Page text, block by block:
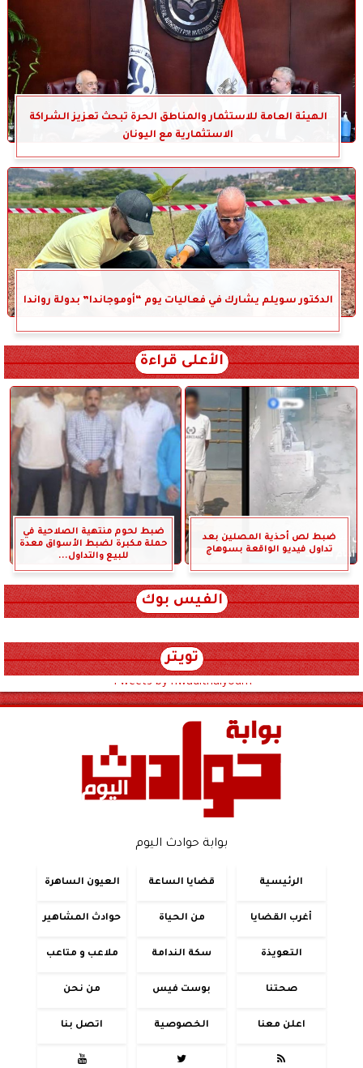
الهيئة العامة للاستثمار والمناطق الحرة تبحث تعزيز الشراكة
الاستثمارية مع اليونان
الدكتور سويلم يشارك في فعاليات يوم “أوموجاندا” بدولة رواندا
الأعلى قراءة
ضبط لص أحذية المصلين بعد
تداول فيديو الواقعة بسوهاج
ضبط لحوم منتهية الصلاحية في
حملة مكبرة لضبط الأسواق معدة
للبيع والتداول...
الفيس بوك
تويتر
Tweets by hwadithalyoum
بوابة حوادث اليوم
الرئيسية قضايا الساعة العيون الساهرة
أغرب القضايا من الحياة حوادث المشاهير
التعويذة سكة الندامة ملاعب و متاعب
صحتنا بوست فيس من نحن
اعلن معنا الخصوصية اتصل بنا


